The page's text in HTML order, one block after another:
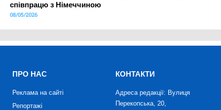
співпрацю з Німеччиною
08/05/2026
ПРО НАС
Реклама на сайті
Репортажі
КОНТАКТИ
Адреса редакції: Вулиця
Перекопська, 20,